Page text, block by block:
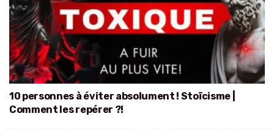
10 personnes à éviter absolument ! Stoïcisme |
Comment les repérer ?!